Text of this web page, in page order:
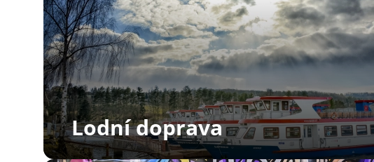
Lodní doprava